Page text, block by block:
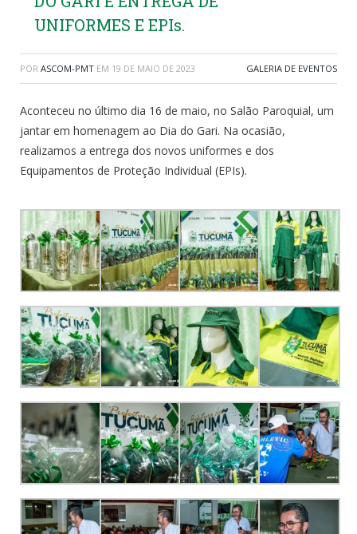
UNIFORMES E EPIs.
POR ASCOM-PMT EM 19 DE MAIO DE 2023 GALERIA DE EVENTOS
Aconteceu no último dia 16 de maio, no Salão Paroquial, um
jantar em homenagem ao Dia do Gari. Na ocasião,
realizamos a entrega dos novos uniformes e dos
Equipamentos de Proteção Individual (EPIs).